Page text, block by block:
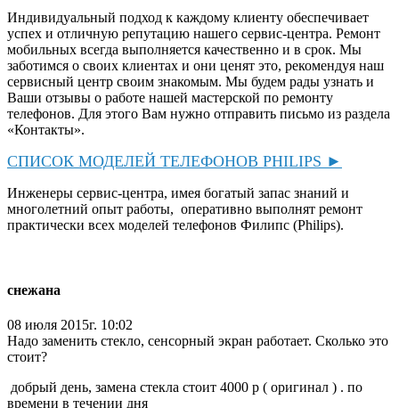
Индивидуальный подход к каждому клиенту обеспечивает
успех и отличную репутацию нашего сервис-центра. Ремонт
мобильных всегда выполняется качественно и в срок. Мы
заботимся о своих клиентах и они ценят это, рекомендуя наш
сервисный центр своим знакомым. Мы будем рады узнать и
Ваши отзывы о работе нашей мастерской по ремонту
телефонов. Для этого Вам нужно отправить письмо из раздела
«Контакты».
СПИСОК МОДЕЛЕЙ ТЕЛЕФОНОВ PHILIPS ►
Инженеры сервис-центра, имея богатый запас знаний и
многолетний опыт работы, оперативно выполнят ремонт
практически всех моделей телефонов Филипс (Philips).
снежана
08 июля 2015г. 10:02
Надо заменить стекло, сенсорный экран работает. Сколько это
стоит?
добрый день, замена стекла стоит 4000 р ( оригинал ) . по
времени в течении дня